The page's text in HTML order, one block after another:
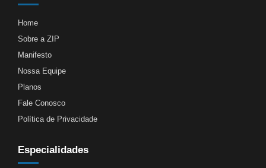
Home
Sobre a ZIP
Manifesto
Nossa Equipe
Planos
Fale Conosco
Política de Privacidade
Especialidades